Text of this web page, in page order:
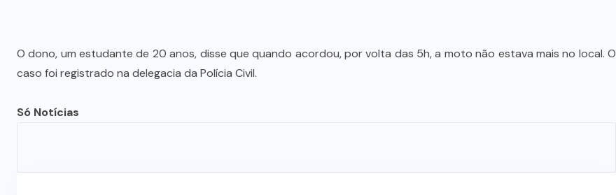
O dono, um estudante de 20 anos, disse que quando acordou, por volta das 5h, a moto não estava mais no local. O
caso foi registrado na delegacia da Polícia Civil.
Só Notícias